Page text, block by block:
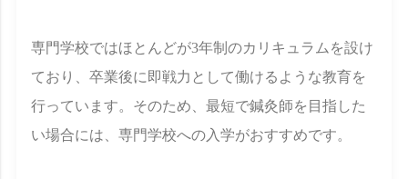
専門学校ではほとんどが3年制のカリキュラムを設け
ており、卒業後に即戦力として働けるような教育を
行っています。そのため、最短で鍼灸師を目指した
い場合には、専門学校への入学がおすすめです。